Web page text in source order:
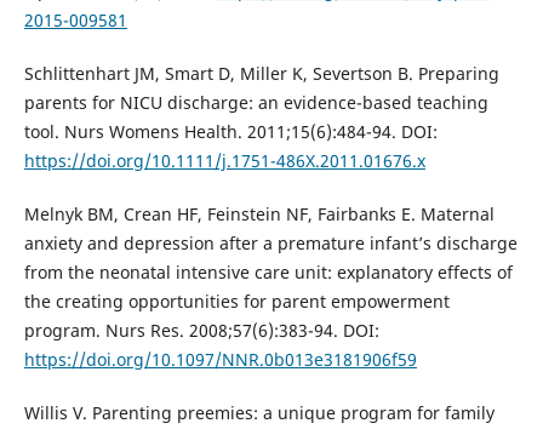
2015-009581
Schlittenhart JM, Smart D, Miller K, Severtson B. Preparing
parents for NICU discharge: an evidence-based teaching
tool. Nurs Womens Health. 2011;15(6):484-94. DOI:
https://doi.org/10.1111/j.1751-486X.2011.01676.x
Melnyk BM, Crean HF, Feinstein NF, Fairbanks E. Maternal
anxiety and depression after a premature infant’s discharge
from the neonatal intensive care unit: explanatory effects of
the creating opportunities for parent empowerment
program. Nurs Res. 2008;57(6):383-94. DOI:
https://doi.org/10.1097/NNR.0b013e3181906f59
Willis V. Parenting preemies: a unique program for family